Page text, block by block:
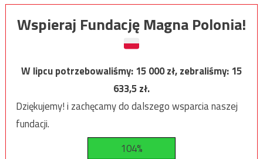
Wspieraj Fundację Magna Polonia!
W lipcu potrzebowaliśmy:15 000zł, zebraliśmy:15
633,5zł.
Dziękujemy! i zachęcamy do dalszego wsparcia naszej
fundacji.
104%